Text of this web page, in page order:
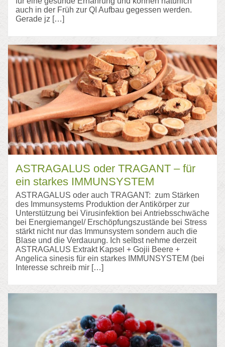
auch in der Früh zur QI Aufbau gegessen werden.
Gerade jz […]
ASTRAGALUS oder TRAGANT – für
ein starkes IMMUNSYSTEM
ASTRAGALUS oder auch TRAGANT: zum Stärken
des Immunsystems Produktion der Antikörper zur
Unterstützung bei Virusinfektion bei Antriebsschwäche
bei Energiemangel/ Erschöpfungszustände bei Stress
stärkt nicht nur das Immunsystem sondern auch die
Blase und die Verdauung. Ich selbst nehme derzeit
ASTRAGALUS Extrakt Kapsel + Gojii Beere +
Angelica sinesis für ein starkes IMMUNSYSTEM (bei
Interesse schreib mir […]